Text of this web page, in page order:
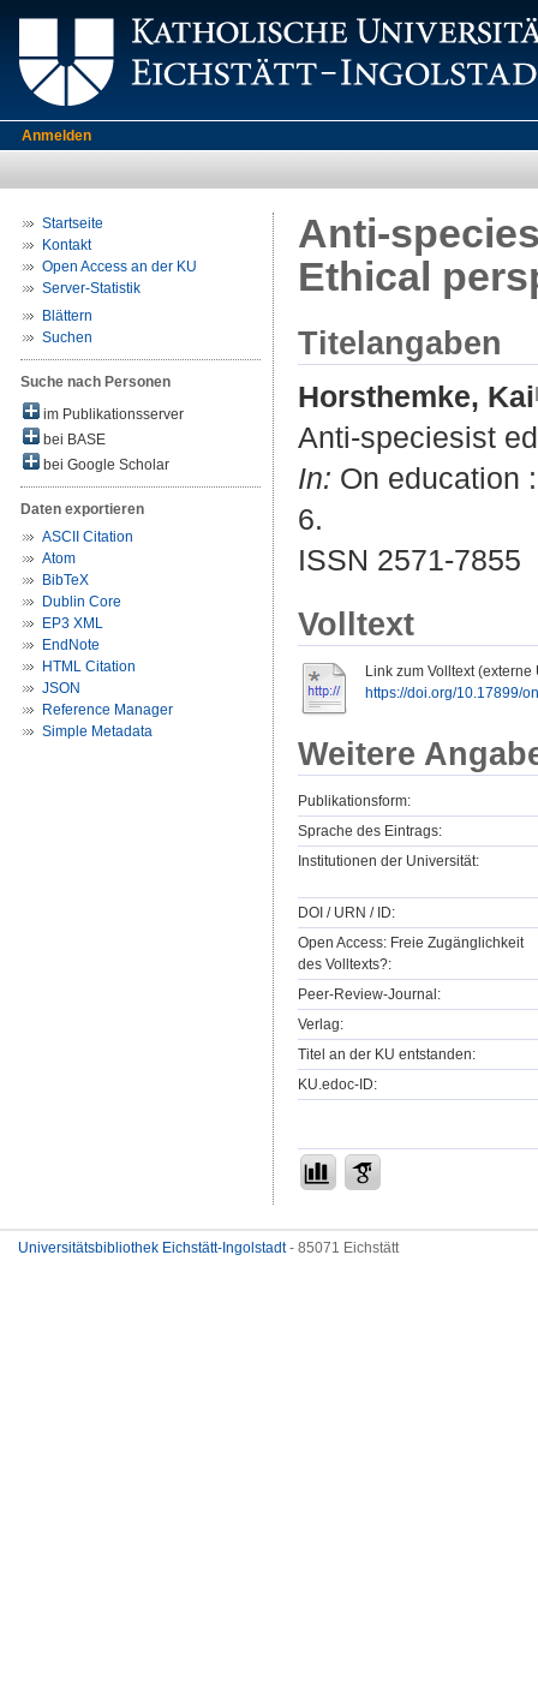
Anmelden
Startseite
Kontakt
Open Access an der KU
Server-Statistik
Blättern
Suchen
Suche nach Personen
im Publikationsserver
bei BASE
bei Google Scholar
Daten exportieren
ASCII Citation
Atom
BibTeX
Dublin Core
EP3 XML
EndNote
HTML Citation
JSON
Reference Manager
Simple Metadata
Anti-
Ethical
Titelangaben
Horsthemke, Kai
Anti-speciesist
In: On education
6.
ISSN 2571-7855
Volltext
Link zum Volltext (externe
https://doi.org/10.17899/
Weitere
Publikationsform:
Sprache des Eintrags:
Institutionen der Universität:
DOI / URN / ID:
Open Access: Freie Zugänglichkeit
des Volltexts?:
Peer-Review-Journal:
Verlag:
Titel an der KU entstanden:
KU.edoc-ID:
Universitätsbibliothek Eichstätt-Ingolstadt- 85071 Eichstätt